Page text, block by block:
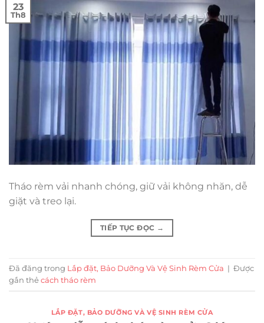
23
Th8
Tháo rèm vải nhanh chóng, giữ vải không nhăn, dễ
giặt và treo lại.
TIẾP TỤC ĐỌC →
Đã đăng trong Lắp đặt, Bảo Dưỡng Và Vệ Sinh Rèm Cửa | Được
gắn thẻ cách tháo rèm
LẮP ĐẶT, BẢO DƯỠNG VÀ VỆ SINH RÈM CỬA